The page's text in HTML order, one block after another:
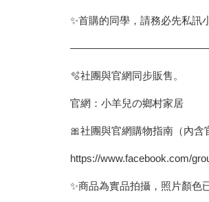
✨首購的同學，請務必先私訊
🫧社團與官網同步販售。
官網：小羊兒の鄉村家居
🎀社團與官網購物指南（內含
https://www.facebook.com/
✨商品為實品拍攝，照片顏色